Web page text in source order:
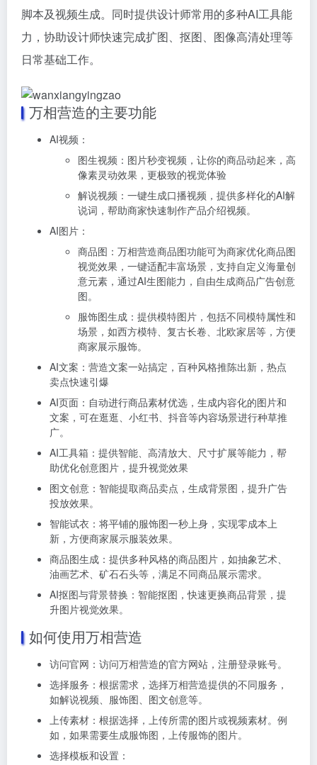
脚本及视频生成。同时提供设计师常用的多种AI工具能
力，协助设计师快速完成扩图、抠图、图像高清处理等
日常基础工作。
万相营造的主要功能
AI视频：
图生视频：图片秒变视频，让你的商品动起来，高
像素灵动效果，更极致的视觉体验
解说视频：一键生成口播视频，提供多样化的AI解
说词，帮助商家快速制作产品介绍视频。
AI图片：
商品图：万相营造商品图功能可为商家优化商品图
视觉效果，一键适配丰富场景，支持自定义海量创
意元素，通过AI生图能力，自由生成商品广告创意
图。
服饰图生成：提供模特图片，包括不同模特属性和
场景，如西方模特、复古长卷、北欧家居等，方便
商家展示服饰。
AI文案：营造文案一站搞定，百种风格推陈出新，热点
卖点快速引爆
AI页面：自动进行商品素材优选，生成内容化的图片和
文案，可在逛逛、小红书、抖音等内容场景进行种草推
广。
AI工具箱：提供智能、高清放大、尺寸扩展等能力，帮
助优化创意图片，提升视觉效果
图文创意：智能提取商品卖点，生成背景图，提升广告
投放效果。
智能试衣：将平铺的服饰图一秒上身，实现零成本上
新，方便商家展示服装效果。
商品图生成：提供多种风格的商品图片，如抽象艺术、
油画艺术、矿石石头等，满足不同商品展示需求。
AI抠图与背景替换：智能抠图，快速更换商品背景，提
升图片视觉效果。
如何使用万相营造
访问官网： 访问万相营造的官方网站 ，注册登录账号。
选择服务： 根据需求，选择万相营造提供的不同服务，
如解说视频、服饰图、图文创意等。
上传素材： 根据选择，上传所需的图片或视频素材。例
如，如果需要生成服饰图，上传服饰的图片。
选择模板和设置：